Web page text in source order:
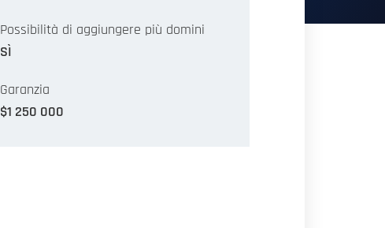
Possibilità di aggiungere più domini
SÌ
Garanzia
$1 250 000